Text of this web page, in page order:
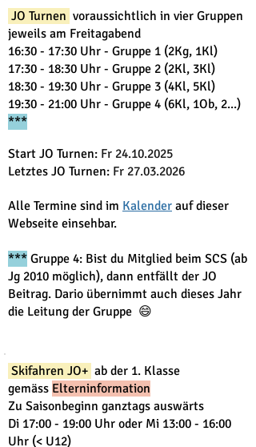
JO Turnen voraussichtlich in vier Gruppen
jeweils am Freitagabend
16:30 - 17:30 Uhr - Gruppe 1 (2Kg, 1Kl)
17:30 - 18:30 Uhr - Gruppe 2 (2Kl, 3Kl)
18:30 - 19:30 Uhr - Gruppe 3 (4Kl, 5Kl)
19:30 - 21:00 Uhr - Gruppe 4 (6Kl, 1Ob, 2...)
***
Start JO Turnen: Fr 24.10.2025
Letztes JO Turnen: Fr 27.03.2026
Alle Termine sind im Kalender auf dieser
Webseite einsehbar.
*** Gruppe 4: Bist du Mitglied beim SCS (ab
Jg 2010 möglich), dann entfällt der JO
Beitrag. Dario übernimmt auch dieses Jahr
die Leitung der Gruppe 😄
Skifahren JO+ ab der 1. Klasse
gemäss Elterninformation
Zu Saisonbeginn ganztags auswärts
Di 17:00 - 19:00 Uhr oder Mi 13:00 - 16:00
Uhr (< U12)